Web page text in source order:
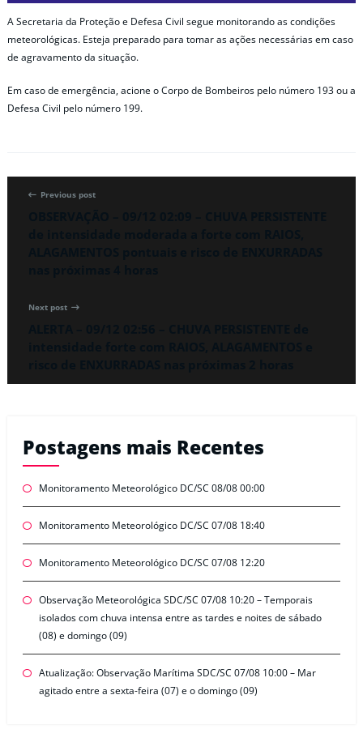
A Secretaria da Proteção e Defesa Civil segue monitorando as condições
meteorológicas. Esteja preparado para tomar as ações necessárias em caso
de agravamento da situação.
Em caso de emergência, acione o Corpo de Bombeiros pelo número 193 ou a
Defesa Civil pelo número 199.
Previous post
Next post
Postagens mais Recentes
Monitoramento Meteorológico DC/SC 08/08 00:00
Monitoramento Meteorológico DC/SC 07/08 18:40
Monitoramento Meteorológico DC/SC 07/08 12:20
Observação Meteorológica SDC/SC 07/08 10:20 – Temporais
isolados com chuva intensa entre as tardes e noites de sábado
(08) e domingo (09)
Atualização: Observação Marítima SDC/SC 07/08 10:00 – Mar
agitado entre a sexta-feira (07) e o domingo (09)